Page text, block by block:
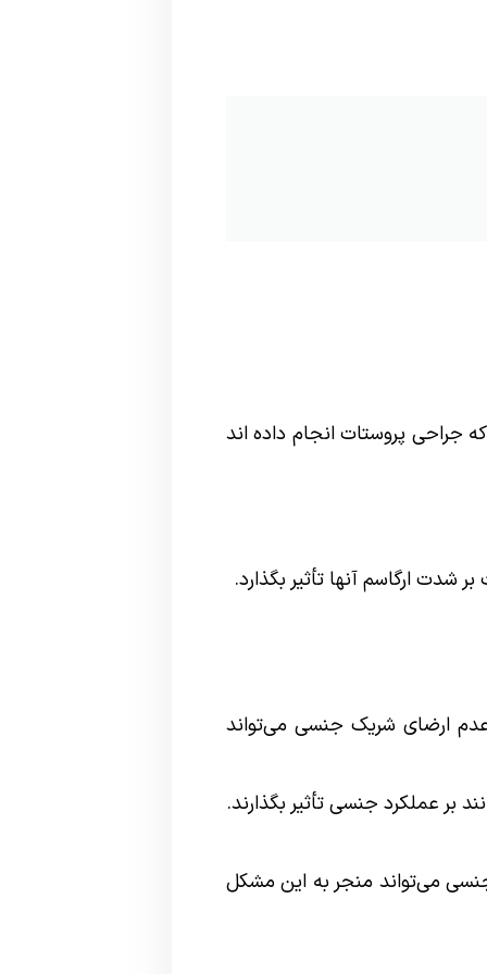
جراحی پروستات انجام داده اند
ارگاسم آنها تأثیر بگذارد.
ارضای شریک جنسی می‌تواند
بر عملکرد جنسی تأثیر بگذارند.
می‌تواند منجر به این مشکل